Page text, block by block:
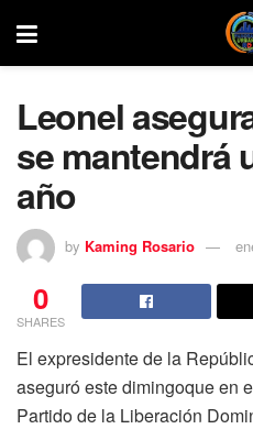
Leonel
se mantendrá
año
by Kaming Rosario
0
SHARES
El expresidente de la
aseguró este dimingoque en
Partido de la Liberación